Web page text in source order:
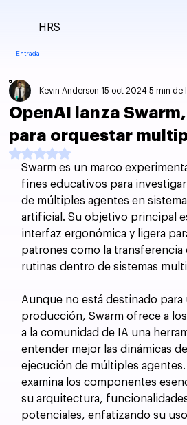
Entrada
HRS
OpenAI lanza
para orquestar
Kevin Anderson 15 oct 2024 5 min de
Obtuvo NaN de 5 estrellas.
Swarm es un marco
fines educativos para
de múltiples agentes en
artificial. Su objetivo principal
interfaz ergonómica y ligera
patrones como la transferencia
rutinas dentro de sistemas
Aunque no está destinado para
producción, Swarm ofrece a
a la comunidad de IA una
entender mejor las dinámicas
ejecución de múltiples
examina los componentes
su arquitectura,
potenciales, enfatizando su